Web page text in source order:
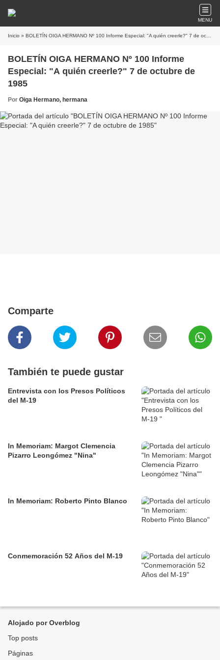
MENU
Inicio » BOLETÍN OIGA HERMANO Nº 100 Informe Especial: "A quién creerle?" 7 de octubre de 1985
BOLETÍN OIGA HERMANO Nº 100 Informe
Especial: "A quién creerle?" 7 de octubre de
1985
Por Oiga Hermano, hermana
Comparte
También te puede gustar
Entrevista con los Presos Políticos
del M-19
In Memoriam: Margot Clemencia
Pizarro Leongómez "Nina"
In Memoriam: Roberto Pinto Blanco
Conmemoración 52 Años del M-19
Alojado por Overblog
Top posts
Páginas